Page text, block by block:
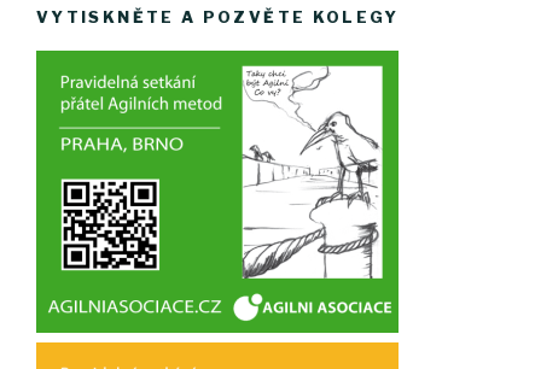
VYTISKNĚTE A POZVĚTE KOLEGY